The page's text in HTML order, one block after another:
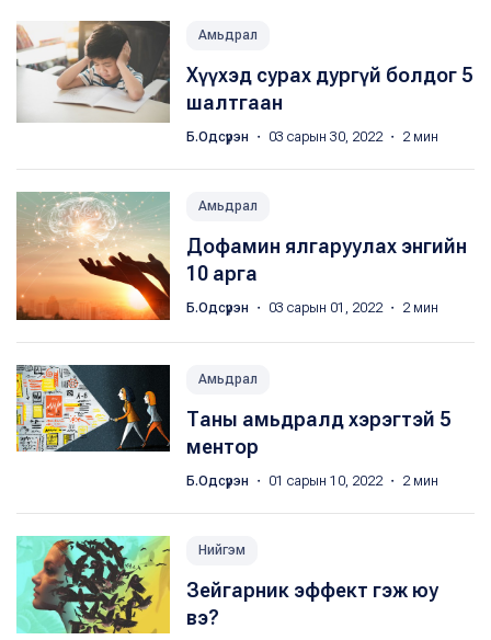
Амьдрал
Хүүхэд сурах дургүй болдог 5
шалтгаан
Б.Одсүрэн ・ 03 сарын 30, 2022 ・ 2 мин
Амьдрал
Дофамин ялгаруулах энгийн
10 арга
Б.Одсүрэн ・ 03 сарын 01, 2022 ・ 2 мин
Амьдрал
Таны амьдралд хэрэгтэй 5
ментор
Б.Одсүрэн ・ 01 сарын 10, 2022 ・ 2 мин
Нийгэм
Зейгарник эффект гэж юу
вэ?